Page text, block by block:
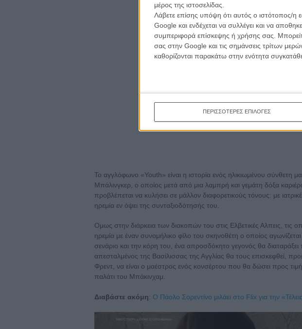
μέρος της ιστοσελίδας.
Λάβετε επίσης υπόψη ότι αυτός ο ιστότοπος/η
Google και ενδέχεται να συλλέγει και να
συμπεριφορά επίσκεψης ή χρήσης σας.
σας στην Google και τις σημάνσεις τρίτων
καθορίζονται παρακάτω στην ενότητα
ΠΕΡΙΣΣΟΤΕΡΕΣ ΕΠΙΛΟΓΕΣ
Το αγγλόφωνο «Youth» είναι η ιστορία ενός ηλικιωμένου σύνθετη
Μπάλινγκερ, ο οποίος μετά από μια λαμπρή και γεμάτη δόξα
προβλέπεται να κυλήσει σε μάλλον διαφορετικούς τόνους: με
ηρεμία εν όψει της συνταξιοδότησής του.
Ομως στην διάρκεια των διακοπών του στις Ελβετικές Αλπεις, τις
ηρεμία με έναν συνομήλικο φίλο του σκηνοθέτη ο οποίος
σενάριο και την κόρη του, ένα απροσδόκητο γεγονός θα διαταράξει
απεσταλμένος της Βασίλισσας της Αγγλίας θα τους επισκεφθεί,
Φρεντ, να είναι ο μαέστρος ενός κονσέρτου που θα δώσει προς
παλάτι του Μπάκινχαμ.
Διαβάστε ακόμη: Ο Πάολο Σορεντίνο μιλάει στο Flix για την